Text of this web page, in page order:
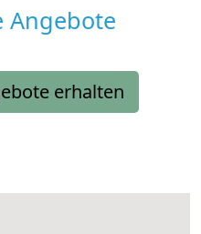
Angebote
erhalten